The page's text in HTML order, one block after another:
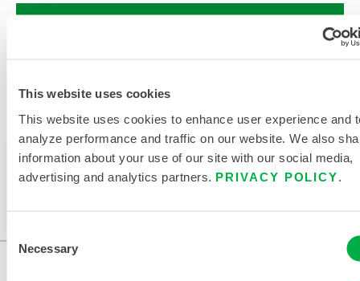
This website uses cookies
This website uses cookies to enhance user experience and
analyze performance and traffic on our website. We also
information about your use of our site with our social media,
advertising and analytics partners. PRIVACY POLICY
Selection
Necessary
VERWANDTE DOKUMENTE
Verfügbar in diesen Verkaufsregionen: CHINA, ASIEN.
Dieses Produkt wird normalerweise nicht in Ihrer
Region verkauft. Sie können Ihre Region oben auf